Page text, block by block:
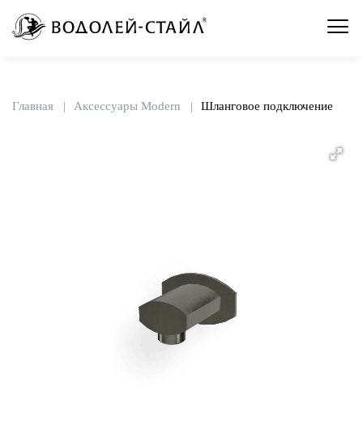
Главная Аксессуары Modern Шланговое подключение